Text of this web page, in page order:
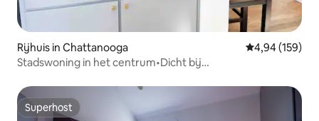
Rijhuis in Chattanooga Gemiddelde
4,94 (159)
Stadswoning in het centrum•Dicht bij
Superhost
Superhost